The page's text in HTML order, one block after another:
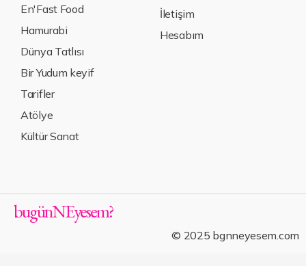
En'Fast Food
Hamurabi
Dünya Tatlısı
Bir Yudum keyif
Tarifler
Atölye
Kültür Sanat
İletişim
Hesabım
bugünNEyesem?
© 2025 bgnneyesem.com